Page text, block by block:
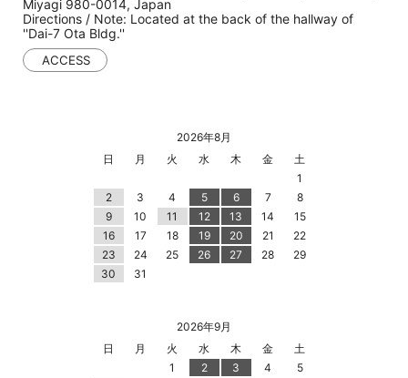
Miyagi 980-0014, Japan
Directions / Note: Located at the back of the hallway of
''Dai-7 Ota Bldg.''
ACCESS
2026年8月
日
月 火 水 木 金
土
1
2
3 4 5 6 7
8
9
10 11 12 13 14
15
16
17 18 19 20 21
22
23
24 25 26 27 28
29
30
31
2026年9月
日
月 火 水 木 金
土
1
2 3 4
5